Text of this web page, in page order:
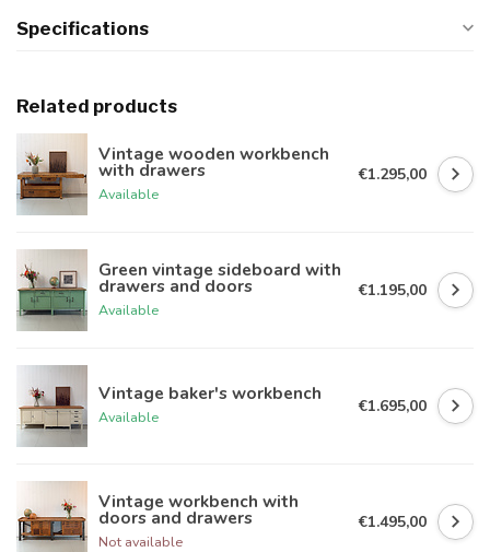
Specifications
Related products
Vintage wooden workbench
with drawers
Available
€1.295,00
Green vintage sideboard with
drawers and doors
Available
€1.195,00
Vintage baker's workbench
Available
€1.695,00
Vintage workbench with
doors and drawers
Not available
€1.495,00